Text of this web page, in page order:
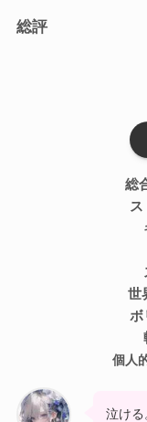
総評
総
世
ボ
個人
泣ける